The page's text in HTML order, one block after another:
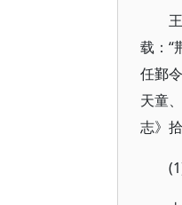
载：“
任鄞
天童
志》